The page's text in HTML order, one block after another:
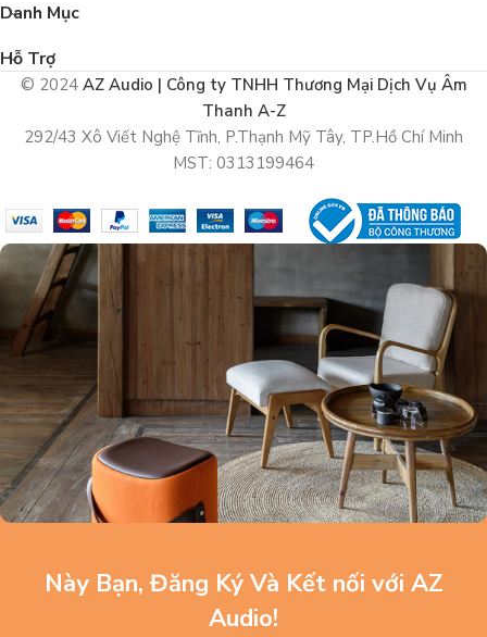
Danh Mục
Hỗ Trợ
© 2024 AZ Audio | Công ty TNHH Thương Mại Dịch Vụ Âm
Thanh A-Z
292/43 Xô Viết Nghệ Tĩnh, P.Thạnh Mỹ Tây, TP.Hồ Chí Minh
MST: 0313199464
Này Bạn, Đăng Ký Và Kết nối với AZ
Audio!